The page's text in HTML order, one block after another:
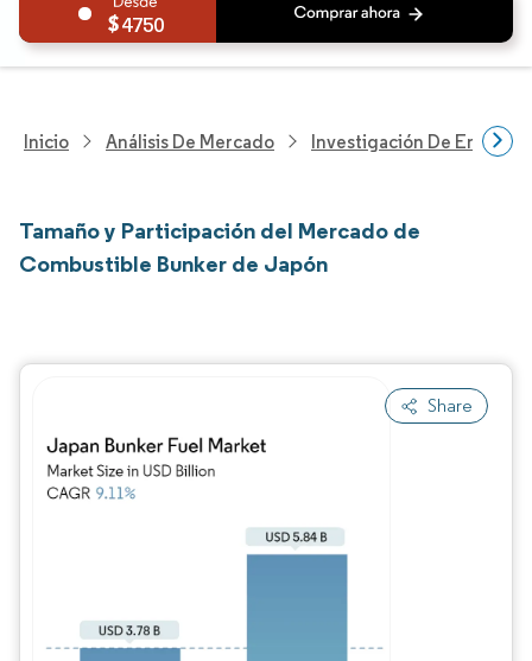
4750
Inicio Análisis De Mercado Investigación De Energía
Tamaño y Participación del Mercado de
Combustible Bunker de Japón
Share